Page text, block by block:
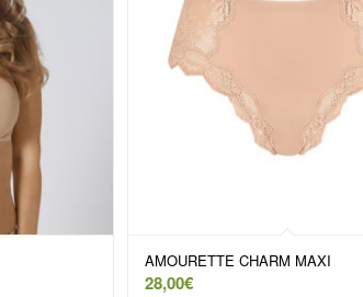
AMOURETTE CHARM MAXI
28,00€